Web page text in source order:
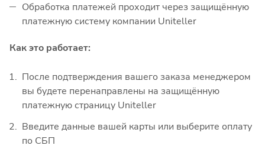
Обработка платежей проходит через защищённую
платежную систему компании Uniteller
Как это работает:
После подтверждения вашего заказа менеджером
вы будете перенаправлены на защищённую
платежную страницу Uniteller
Введите данные вашей карты или выберите оплату
по СБП